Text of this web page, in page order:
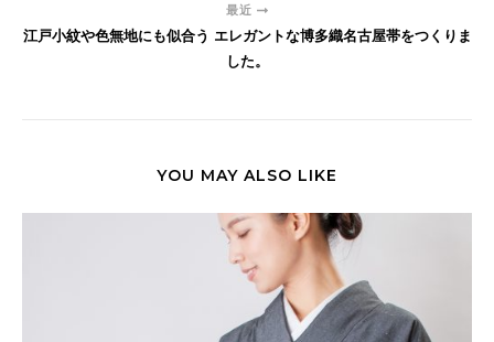
最近
江戸小紋や色無地にも似合う エレガントな博多織名古屋帯をつくりま
した。
YOU MAY ALSO LIKE